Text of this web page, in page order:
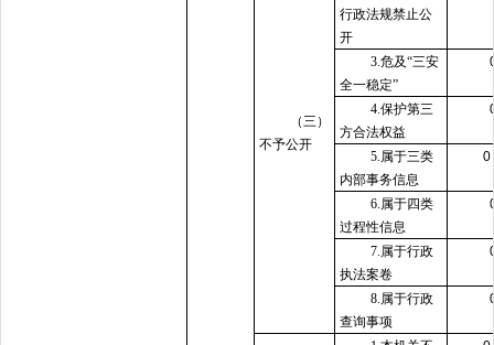
（三）
不予公开
行政法规禁止公
开
3.危及“三安
全一稳定”
4.保护第三
方合法权益
5.属于三类
内部事务信息
6.属于四类
过程性信息
7.属于行政
执法案卷
8.属于行政
查询事项